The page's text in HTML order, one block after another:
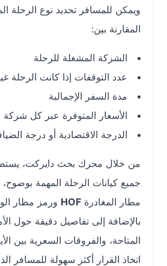
ويمكن للمسافر تحديد نوع الرحلة
المقارنة بين:
الشركة المشغلة للرحلة
عدد التوقفات إذا كانت الرحلة غير
مدة السفر الإجمالية
الأسعار المتوفرة عبر كل شركة
الدرجة الاقتصادية أو درجة الضيافة
من خلال محرك بحث دايركت، يستطيع
جميع كيانات الرحلة المهمة بوضوح، بما
مطار المغادرةHOF ورمز مطار الوصول
بالإضافة إلى تفاصيل دقيقة حول
المتاحة، والفروقات السعرية بين الأيام.
اتخاذ القرار أكثر سهولة للمسافر